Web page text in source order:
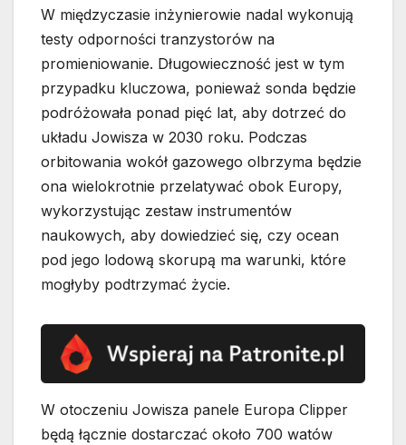
W międzyczasie inżynierowie nadal wykonują
testy odporności tranzystorów na
promieniowanie. Długowieczność jest w tym
przypadku kluczowa, ponieważ sonda będzie
podróżowała ponad pięć lat, aby dotrzeć do
układu Jowisza w 2030 roku. Podczas
orbitowania wokół gazowego olbrzyma będzie
ona wielokrotnie przelatywać obok Europy,
wykorzystując zestaw instrumentów
naukowych, aby dowiedzieć się, czy ocean
pod jego lodową skorupą ma warunki, które
mogłyby podtrzymać życie.
W otoczeniu Jowisza panele Europa Clipper
będą łącznie dostarczać około 700 watów